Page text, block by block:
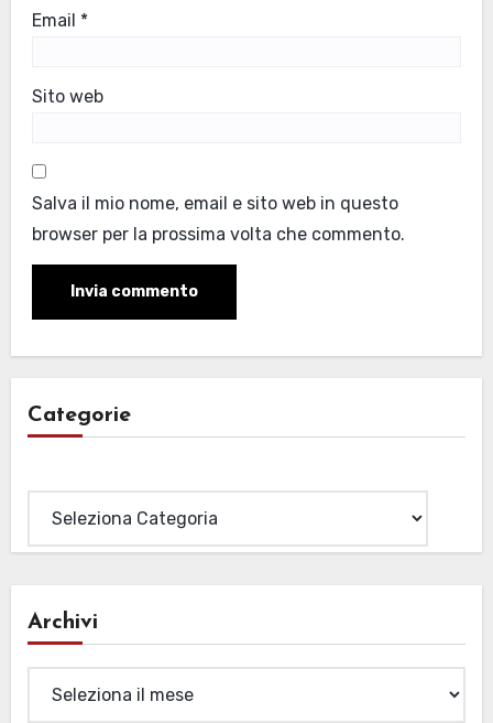
Email *
Sito web
Salva il mio nome, email e sito web in questo
browser per la prossima volta che commento.
Categorie
Archivi